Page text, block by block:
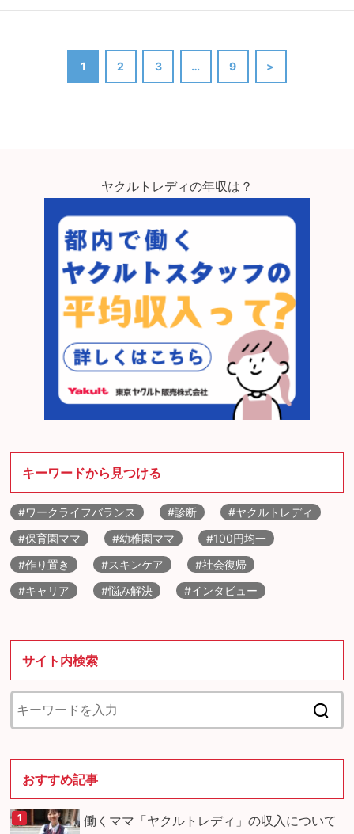
1 2 3 … 9 >
ヤクルトレディの年収は？
キーワードから見つける
#ワークライフバランス #診断
#ヤクルトレディ
#保育園ママ
#幼稚園ママ
#100円均一
#作り置き
#スキンケア
#社会復帰
#キャリア
#悩み解決 #インタビュー
サイト内検索
おすすめ記事
働くママ「ヤクルトレディ」の収入について